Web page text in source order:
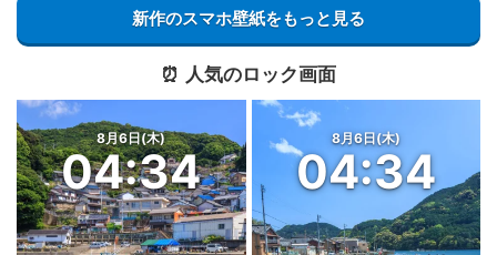
新作のスマホ壁紙をもっと見る
⏰️ 人気のロック画面
8月6日(木)
04:34
8月6日(木)
04:34